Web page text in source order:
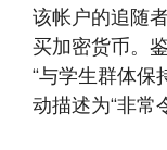
该帐户的追随
买加密货币。
“与学生群体保
动描述为“非常